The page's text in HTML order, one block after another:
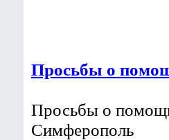
Просьбы о
Просьбы о
Симферополь